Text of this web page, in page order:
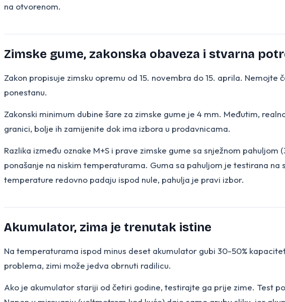
na otvorenom.
Zimske gume, zakonska obaveza i stvarna
Zakon propisuje zimsku opremu od 15. novembra do 15. aprila.
ponestanu.
Zakonski minimum dubine šare za zimske gume je 4 mm. Međutim,
granici, bolje ih zamijenite dok ima izbora u prodavnicama.
Razlika između oznake M+S i prave zimske gume sa snježnom
ponašanje na niskim temperaturama. Guma sa pahuljom je testirana
temperature redovno padaju ispod nule, pahulja je pravi izbor.
Akumulator, zima je trenutak istine
Na temperaturama ispod minus deset akumulator gubi 30-50%
problema, zimi može jedva obrnuti radilicu.
Ako je akumulator stariji od četiri godine, testirajte ga prije zime. Test